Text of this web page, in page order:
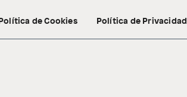
de Cookies Política de Privacidad